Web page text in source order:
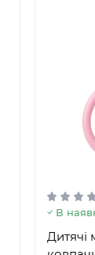
В
Дитячі